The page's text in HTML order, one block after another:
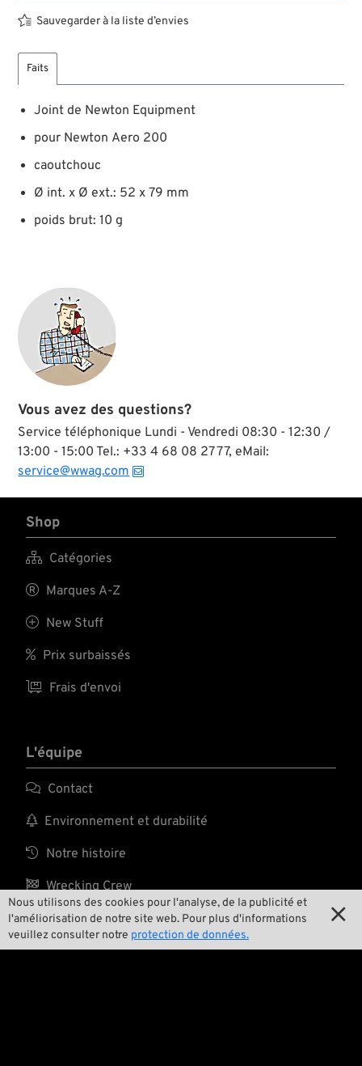
Nous utilisons des cookies pour l'analyse, de la publicité et
l'améliorisation de notre site web. Pour plus d'informations
veuillez consulter notre protection de données.

Sauvegarder à la liste d’envies
Faits
Joint de Newton Equipment
pour Newton Aero 200
caoutchouc
Ø int. x Ø ext.: 52 x 79 mm
poids brut: 10 g
Vous avez des questions?
Service téléphonique Lundi - Vendredi 08:30 - 12:30 /
13:00 - 15:00 Tel.: +33 4 68 08 27 77, eMail:
service@wwag.com
Shop
 Catégories
 Marques A-Z
 New Stuff
 Prix surbaissés
 Frais d'envoi
L'équipe
 Contact
 Environnement et durabilité
 Notre histoire
 Wrecking Crew
Pan-O-Rama